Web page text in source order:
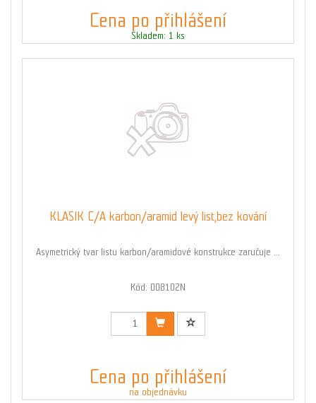
Cena po přihlášení
Skladem: 1 ks
KLASIK C/A karbon/aramid levý list,bez kování
Asymetrický tvar listu karbon/aramidové konstrukce zaručuje ...
Kód: 008102N
Cena po přihlášení
na objednávku